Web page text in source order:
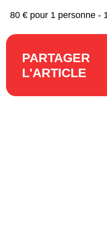
80 € pour 1 personne -
PARTAGER
L'ARTICLE